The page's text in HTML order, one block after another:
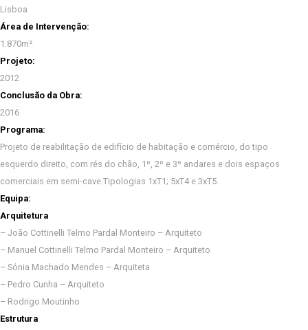
Lisboa
Área de Intervenção:
1.870m²
Projeto:
2012
Conclusão da Obra:
2016
Programa:
Projeto de reabilitação de edifício de habitação e comércio, do tipo
esquerdo direito, com rés do chão, 1º, 2º e 3º andares e dois espaços
comerciais em semi-cave.Tipologias 1xT1; 5xT4 e 3xT5.
Equipa:
Arquitetura
– João Cottinelli Telmo Pardal Monteiro – Arquiteto
– Manuel Cottinelli Telmo Pardal Monteiro – Arquiteto
– Sónia Machado Mendes – Arquiteta
– Pedro Cunha – Arquiteto
– Rodrigo Moutinho
Estrutura